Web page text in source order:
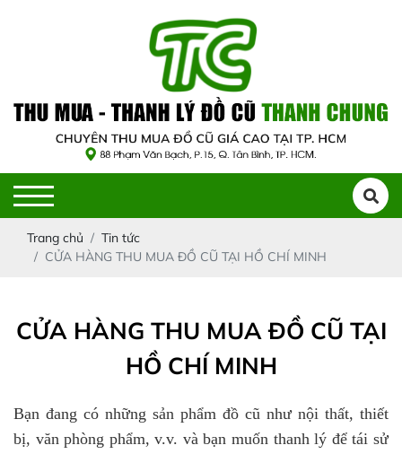
Trang chủ
Tin tức
CỬA HÀNG THU MUA ĐỒ CŨ TẠI HỒ CHÍ MINH
CỬA HÀNG THU MUA ĐỒ CŨ TẠI
HỒ CHÍ MINH
Bạn đang có những sản phẩm đồ cũ như nội thất, thiết
bị, văn phòng phẩm, v.v. và bạn muốn thanh lý để tái sử